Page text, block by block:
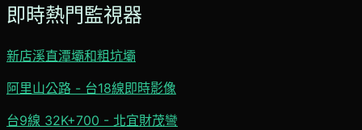
即時熱門監視器
新店溪直潭壩和粗坑壩
阿里山公路 - 台18線即時影像
台9線 32K+700 - 北宜財茂彎